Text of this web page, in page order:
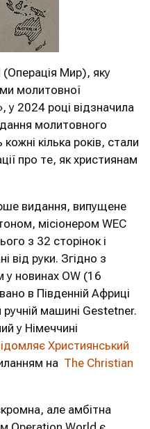
(Операція Мир), яку
молитовної
у 2024 році відзначила
молитовного
кілька років, стали
про те, як християнам
видання, випущене
місіонером WEC
з 32 сторінок і
від руки. Згідно з
новинах OW (16
в Південній Африці
ручній машині Gestetner.
у Німеччині
Християнський
на The Christian
але амбітна